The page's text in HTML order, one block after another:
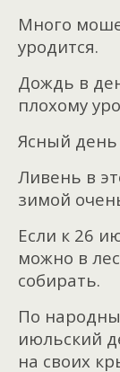
Много
уродится.
Дождь в
плохому
Ясный
Ливень в
зимой
Если к 26
можно в
собирать.
По
июльский
на своих